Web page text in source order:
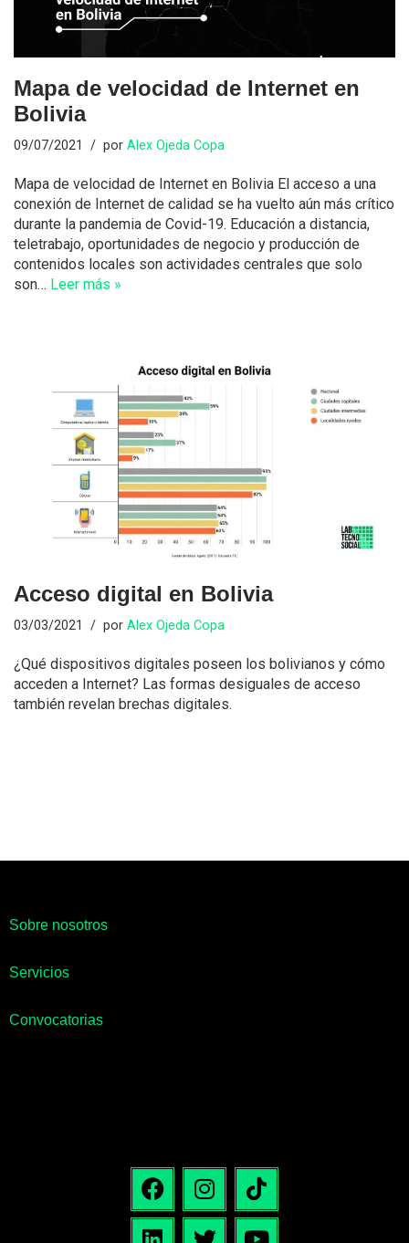
Mapa de velocidad de Internet en
Bolivia
09/07/2021 por Alex Ojeda Copa
Mapa de velocidad de Internet en Bolivia El acceso a una
conexión de Internet de calidad se ha vuelto aún más crítico
durante la pandemia de Covid-19. Educación a distancia,
teletrabajo, oportunidades de negocio y producción de
contenidos locales son actividades centrales que solo
son… Leer más »
Acceso digital en Bolivia
03/03/2021 por Alex Ojeda Copa
¿Qué dispositivos digitales poseen los bolivianos y cómo
acceden a Internet? Las formas desiguales de acceso
también revelan brechas digitales.
Sobre nosotros
Servicios
Convocatorias